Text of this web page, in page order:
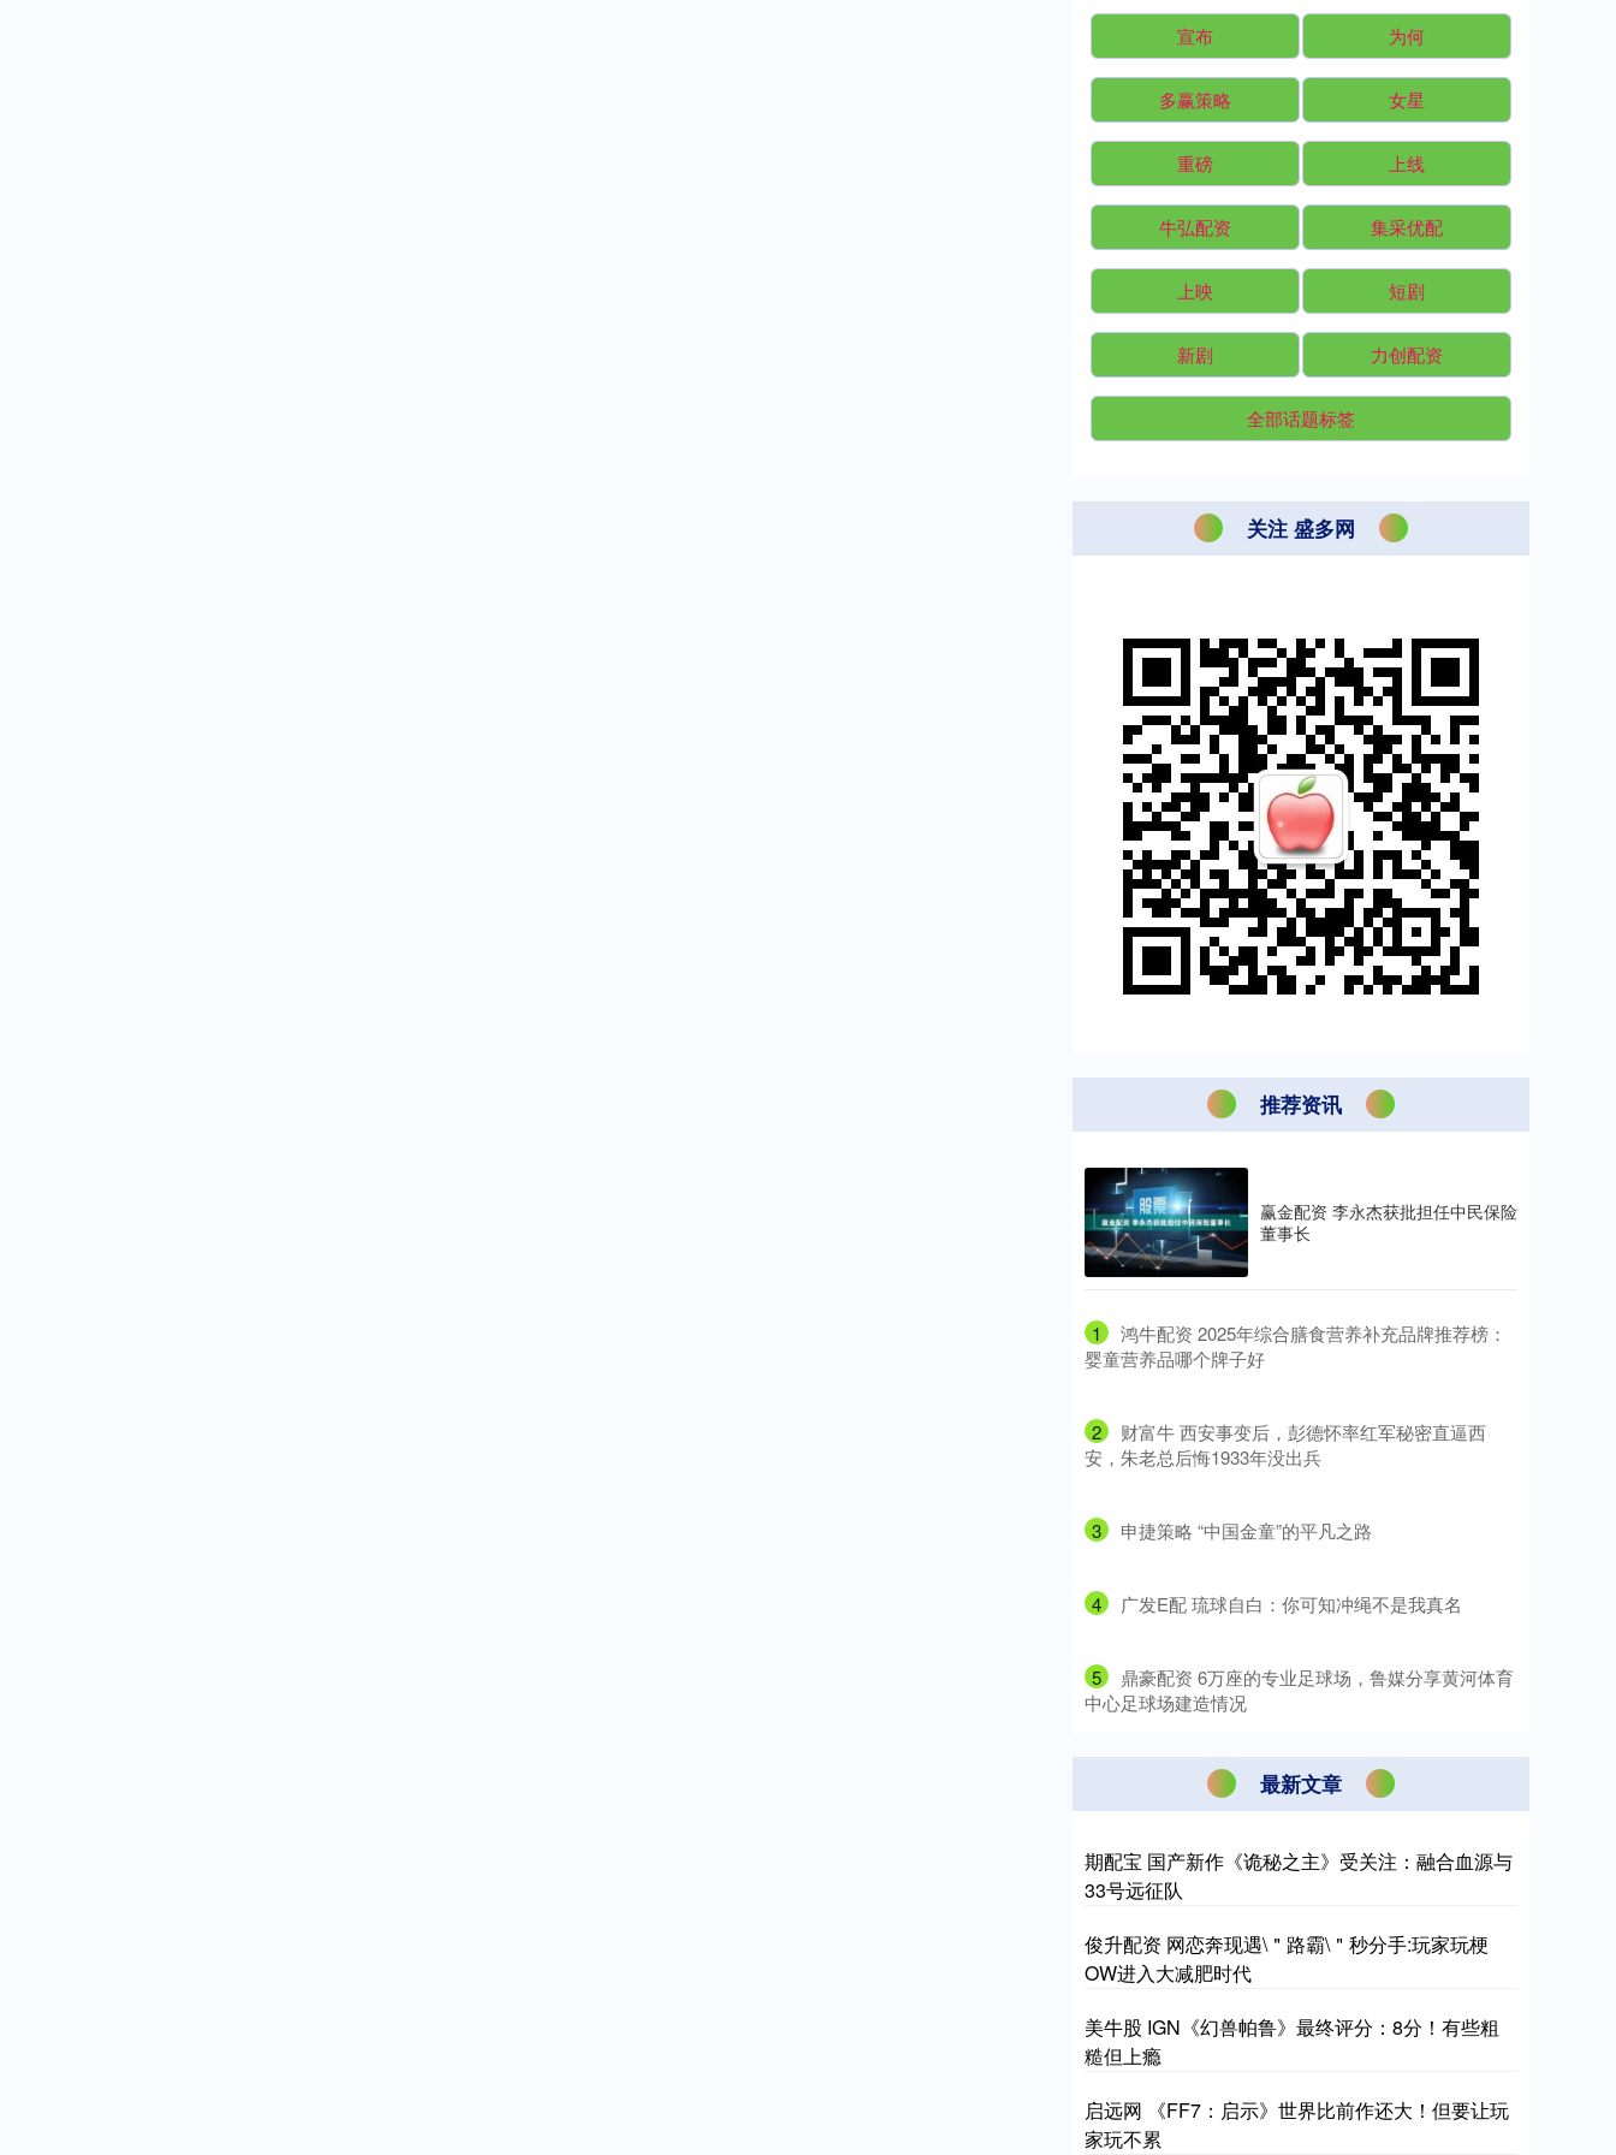
宣布 为何
多赢策略 女星
重磅 上线
牛弘配资 集采优配
上映 短剧
新剧 力创配资
全部话题标签
关注 盛多网
推荐资讯
赢金配资 李永杰获批担任中民保险
董事长
1
​鸿牛配资 2025年综合膳食营养补充品牌推荐榜：
婴童营养品哪个牌子好
2
​财富牛 西安事变后，彭德怀率红军秘密直逼西
安，朱老总后悔1933年没出兵
3 ​申捷策略 “中国金童”的平凡之路
4 ​广发E配 琉球自白：你可知冲绳不是我真名
5
​鼎豪配资 6万座的专业足球场，鲁媒分享黄河体育
中心足球场建造情况
最新文章
期配宝 国产新作《诡秘之主》受关注：融合血源与
33号远征队
俊升配资 网恋奔现遇\＂路霸\＂秒分手:玩家玩梗
OW进入大减肥时代
美牛股 IGN《幻兽帕鲁》最终评分：8分！有些粗
糙但上瘾
启远网 《FF7：启示》世界比前作还大！但要让玩
家玩不累